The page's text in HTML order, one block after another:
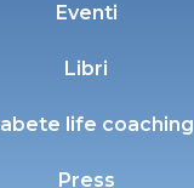
Eventi
Libri
life coaching
Press